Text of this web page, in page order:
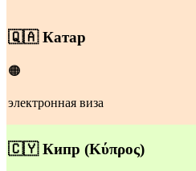
​🇶🇦Катар
🟠
электронная виза
🇨🇾Кипр (Κύπρος)